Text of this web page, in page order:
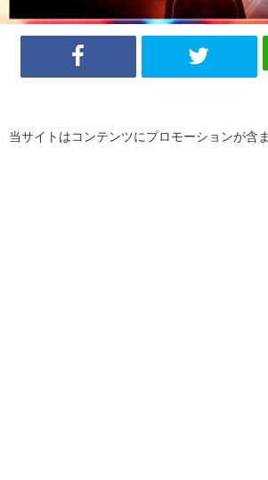
当サイトはコンテンツにプロモーションが含